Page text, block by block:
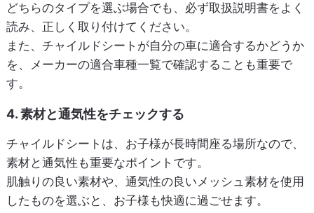
どちらのタイプを選ぶ場合でも、必ず取扱説明書をよく
読み、正しく取り付けてください。
また、チャイルドシートが自分の車に適合するかどうか
を、メーカーの適合車種一覧で確認することも重要で
す。
4. 素材と通気性をチェックする
チャイルドシートは、お子様が長時間座る場所なので、
素材と通気性も重要なポイントです。
肌触りの良い素材や、通気性の良いメッシュ素材を使用
したものを選ぶと、お子様も快適に過ごせます。